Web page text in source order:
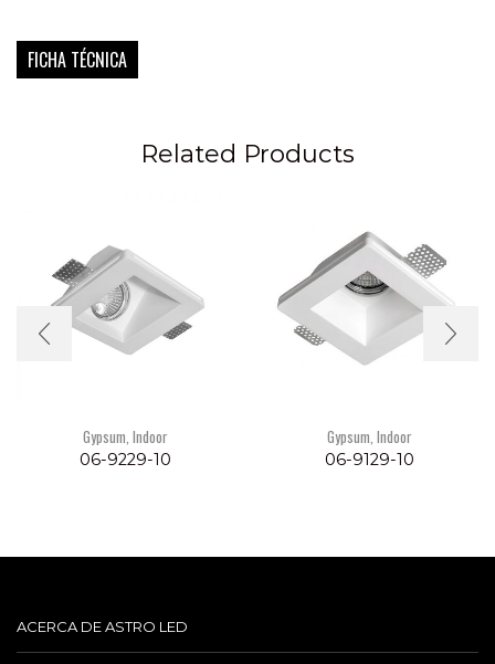
FICHA TÉCNICA
Related Products
Gypsum Indoor
06-9229-10
Gypsum ,Indoor
06-9129-10
ACERCA DE ASTRO LED